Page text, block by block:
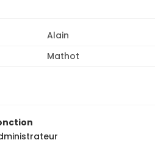
Alain
Mathot